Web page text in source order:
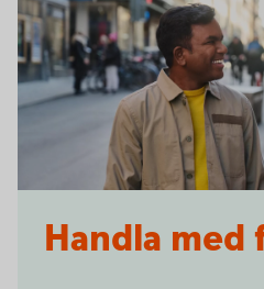
Handla med